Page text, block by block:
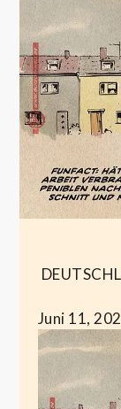
Juni 11,